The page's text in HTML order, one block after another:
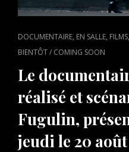
CAT
LINKS
DOCUMENTAIRE, EN SALLE, FILMS,
BIENTÔT / COMING SOON
Le
réalisé et
Fugulin,
jeudi le 20 août